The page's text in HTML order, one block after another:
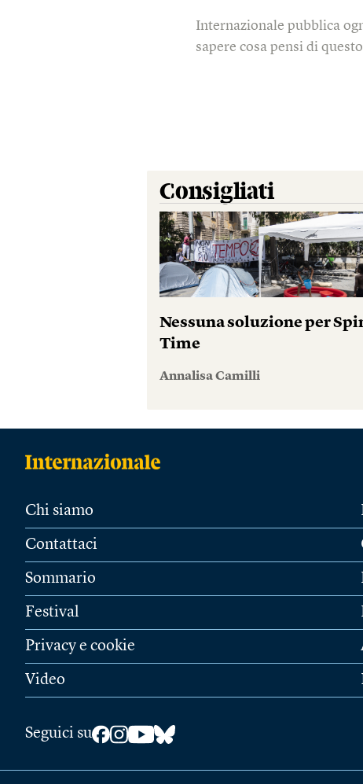
Internazionale pubblica
sapere cosa pensi di
Consigliati
Nessuna soluzione per
Time
Annalisa Camilli
Chi siamo
Contattaci
Sommario
Festival
Privacy e cookie
Video
Seguici su